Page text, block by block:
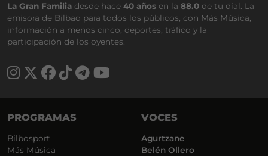
La Gran Familia desde hace 40 años en la 88.0 de tu dial. La
emisora de Bilbao para todos los públicos, con Más Música,
información a menos cinco, deportes, tráfico y la
participación de los oyentes.
PROGRAMAS
Bilbosport
Más Música
VOCES
Agurtzane
Belén Ollero